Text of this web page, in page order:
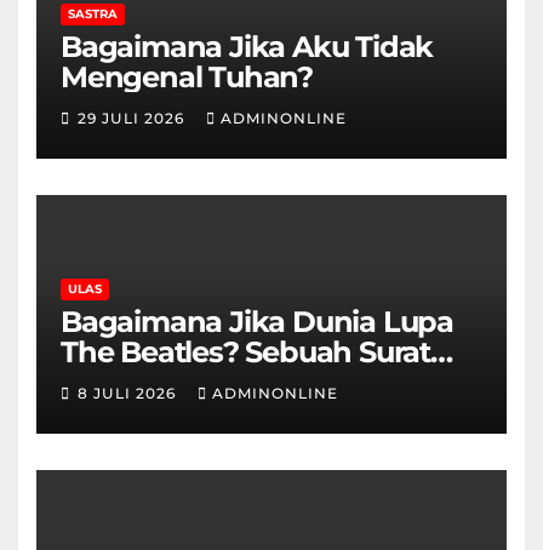
SASTRA
Bagaimana Jika Aku Tidak
Mengenal Tuhan?
29 JULI 2026 ADMINONLINE
ULAS
Bagaimana Jika Dunia Lupa
The Beatles? Sebuah Surat
Cinta dan Kritik
8 JULI 2026 ADMINONLINE